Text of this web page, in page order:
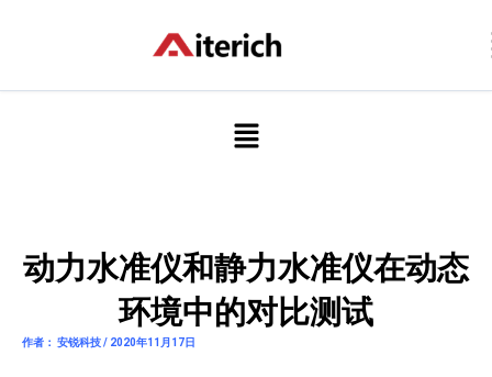
容
菜
单
动力水准仪和静力水准仪在动态
环境中的对比测试
作者： 安锐科技 / 2020年11月17日